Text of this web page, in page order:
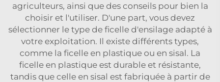
agriculteurs, ainsi que des conseils pour bien la
choisir et l'utiliser. D'une part, vous devez
sélectionner le type de ficelle d'ensilage adapté à
votre exploitation. Il existe différents types,
comme la ficelle en plastique ou en sisal. La
ficelle en plastique est durable et résistante,
tandis que celle en sisal est fabriquée à partir de